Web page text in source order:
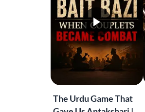
The Urdu Game That